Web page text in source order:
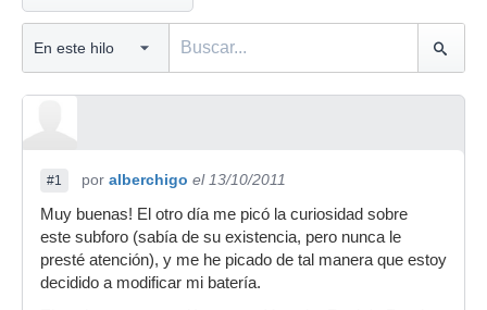
#1 por alberchigo el 13/10/2011
Muy buenas! El otro día me picó la curiosidad sobre
este subforo (sabía de su existencia, pero nunca le
presté atención), y me he picado de tal manera que estoy
decidido a modificar mi batería.